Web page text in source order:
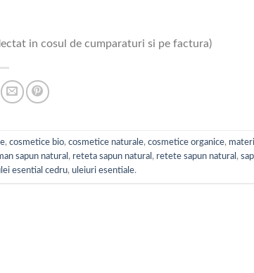
in cosul de cumparaturi si pe factura)
,cosmetice bio,cosmetice naturale,cosmetice organice,
sapun natural , reteta sapun natural , retete sapun natural ,
esential cedru, uleiuri esentiale.